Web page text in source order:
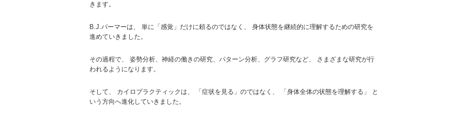
きます。
B.J.パーマーは、 単に「感覚」だけに頼るのではなく、 身体状態を継続的に理解するための研究を
進めていきました。
その過程で、 姿勢分析、神経の働きの研究、パターン分析、グラフ研究など、 さまざまな研究が行
われるようになります。
そして、 カイロプラクティックは、 「症状を見る」のではなく、 「身体全体の状態を理解する」 と
いう方向へ進化していきました。